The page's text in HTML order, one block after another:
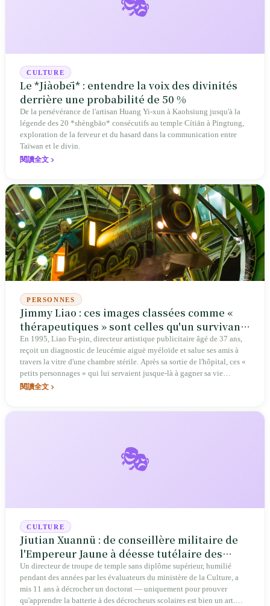
CULTURE
Le *Jiàobēi* : entendre la voix des divinités
derrière une probabilité de 50 %
De la persévérance de l'artisan Huang Yi-xun à Kaohsiung jusqu'à la
légende des 20 *shèngbāo* consécutifs au temple Cítiān à Pingtung,
exploration de la ferveur et du hasard dans la communication entre
Taïwan et le divin.
閱讀全文
PERSONNES
Jimmy Liao : ces images classées comme «
thérapeutiques » sont celles qu'un survivant
de la leucémie a rapportées d'un bocal de
verre
En 1995, Liao Fu-pin, directeur artistique publicitaire âgé de 37 ans,
reçoit un diagnostic de leucémie aiguë myéloïde et salue ses amis à
travers la vitre d'une chambre stérile. Après sa sortie de l'hôpital, ces «
petits personnages » qui lui servaient jusque-là à gagner sa vie
prennent vie : il commence à dessiner Le Poisson qui souriait, La Lune
traversant cinéma, comédie musicale, cirque et art public, et faisait
encore l'objet d'une exposition spéciale du 25e anniversaire à Hong
閱讀全文
🎭
CULTURE
Jiutian Xuannü : de conseillère militaire de
l'Empereur Jaune à déesse tutélaire des
jeunes troupes de temple à Taïwan
Un directeur de troupe de temple sans diplôme supérieur, humilié
pendant des années par les évaluateurs du ministère de la Culture, a
mis 11 ans à décrocher un doctorat — uniquement pour prouver
qu'apprendre la batterie à des décrocheurs scolaires est bien un art.